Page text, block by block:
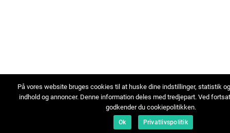
På vores website bruges cookies til at huske dine indstillinger, statistik
indhold og annoncer. Denne information deles med tredjepart. Ved
godkender du cookiepolitikken.
Ok Privatlivspolitik